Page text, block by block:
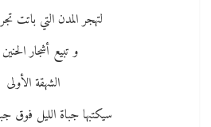
لتهجر المدن التي باتت
و تبيع أشجار
الشهقة الأولى
سيكتبها جباة الليل فوق